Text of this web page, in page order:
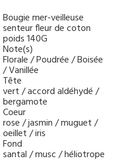
mer-
veilleuse
papilon
Bougie mer-veilleuse
senteur fleur de coton
poids 140G
Note(s)
Florale / Poudrée / Boisée
/ Vanillée
Tête
vert / accord aldéhydé /
bergamote
Coeur
rose / jasmin / muguet /
oeillet / iris
Fond
santal / musc / héliotrope